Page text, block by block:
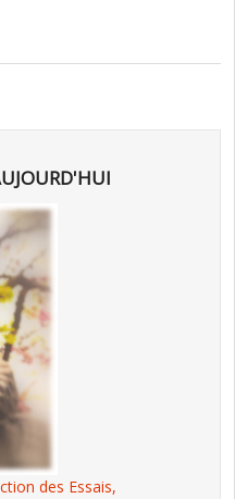
des Essais,